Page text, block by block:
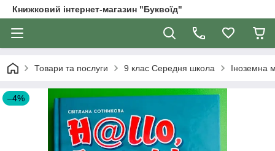
Книжковий інтернет-магазин "Буквоїд"
Товари та послуги 9 клас Середня школа Іноземна
–4%